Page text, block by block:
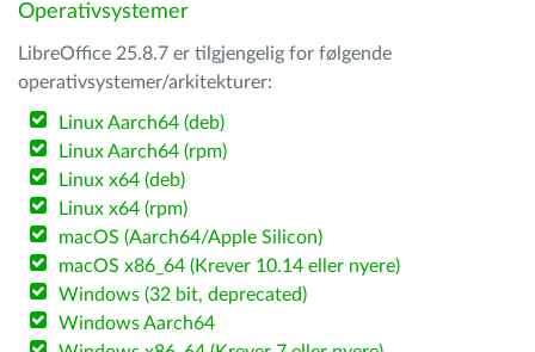
Operativsystemer
LibreOffice 25.8.7 er tilgjengelig for følgende
operativsystemer/arkitekturer:
Linux Aarch64 (deb)
Linux Aarch64 (rpm)
Linux x64 (deb)
Linux x64 (rpm)
macOS (Aarch64/Apple Silicon)
macOS x86_64 (Krever 10.14 eller nyere)
Windows (32 bit, deprecated)
Windows Aarch64